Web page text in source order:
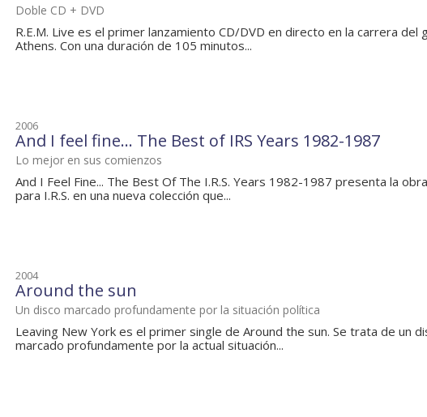
Doble CD + DVD
R.E.M. Live es el primer lanzamiento CD/DVD en directo en la carrera del
Athens. Con una duración de 105 minutos...
2006
And I feel fine... The Best of IRS Years 1982-1987
Lo mejor en sus comienzos
And I Feel Fine... The Best Of The I.R.S. Years 1982-1987 presenta la
para I.R.S. en una nueva colección que...
2004
Around the sun
Un disco marcado profundamente por la situación política
Leaving New York es el primer single de Around the sun. Se trata de un
marcado profundamente por la actual situación...